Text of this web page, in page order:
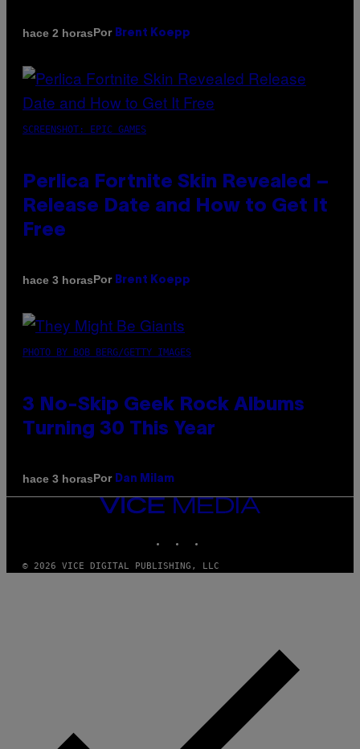
hace 2 horasPor Brent Koepp
SCREENSHOT: EPIC GAMES
Perlica Fortnite Skin Revealed –
Release Date and How to Get It
Free
hace 3 horasPor Brent Koepp
PHOTO BY BOB BERG/GETTY IMAGES
3 No-Skip Geek Rock Albums
Turning 30 This Year
hace 3 horasPor Dan Milam
VICE
© 2026 VICE DIGITAL PUBLISHING, LLC